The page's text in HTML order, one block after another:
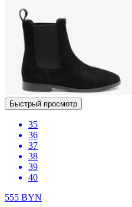
Быстрый просмотр
35
36
37
38
39
40
555 BYN